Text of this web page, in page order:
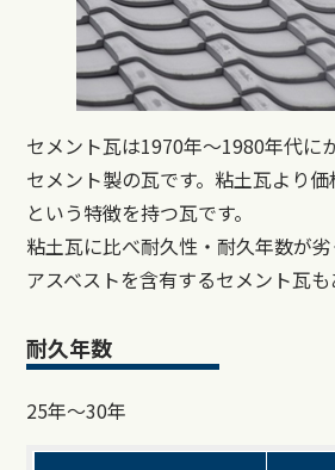
セメント瓦は1970年～1980年代に
セメント製の瓦です。粘土瓦より
という特徴を持つ瓦です。
粘土瓦に比べ耐久性・耐久年数が劣
アスベストを含有するセメント瓦も
耐久年数
25年～30年